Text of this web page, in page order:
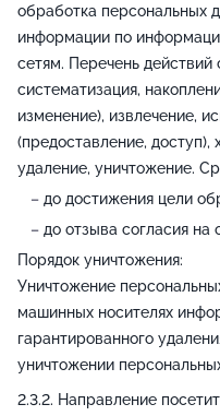
обработка персональных
информации по
сетям. Перечень действий
систематизация,
изменение), извлечение,
(предоставление, доступ),
удаление, уничтожение.
до достижения цели
до отзыва согласия на
Порядок уничтожения:
Уничтожение
машинных носителях
гарантированного
уничтожении
Направление